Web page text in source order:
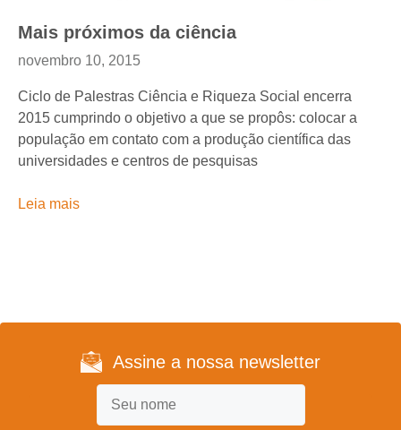
Mais próximos da ciência
novembro 10, 2015
Ciclo de Palestras Ciência e Riqueza Social encerra
2015 cumprindo o objetivo a que se propôs: colocar a
população em contato com a produção científica das
universidades e centros de pesquisas
Leia mais
Assine a nossa newsletter